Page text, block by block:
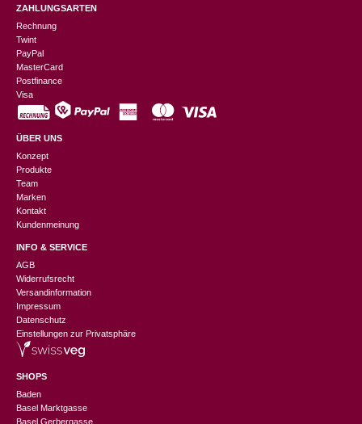
ZAHLUNGSARTEN
Rechnung
Twint
PayPal
MasterCard
Postfinance
Visa
ÜBER UNS
Konzept
Produkte
Team
Marken
Kontakt
Kundenmeinung
INFO & SERVICE
AGB
Widerrufsrecht
Versandinformation
Impressum
Datenschutz
Einstellungen zur Privatsphäre
SHOPS
Baden
Basel Marktgasse
Basel Gerbergasse